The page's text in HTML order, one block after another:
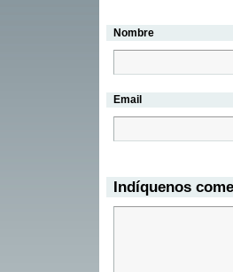
Nombre
Email
Indíquenos